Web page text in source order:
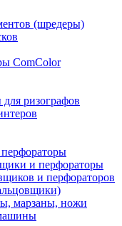
(шредеры)
ComColor
ризографов
и перфораторы
и перфораторов
марзаны, ножи